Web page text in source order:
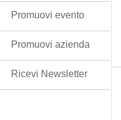
Promuovi evento
Promuovi azienda
Ricevi Newsletter